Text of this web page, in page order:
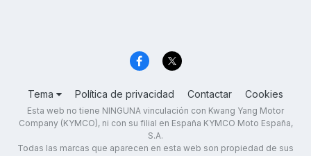
Tema Política de privacidad Contactar Cookies
Esta web no tiene NINGUNA vinculación con Kwang Yang Motor
Company (KYMCO), ni con su filial en España KYMCO Moto España,
S.A.
Todas las marcas que aparecen en esta web son propiedad de sus